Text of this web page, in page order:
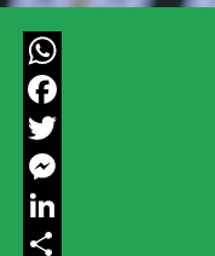
WhatsApp
Facebook
Twitter
Messenger
LinkedIn